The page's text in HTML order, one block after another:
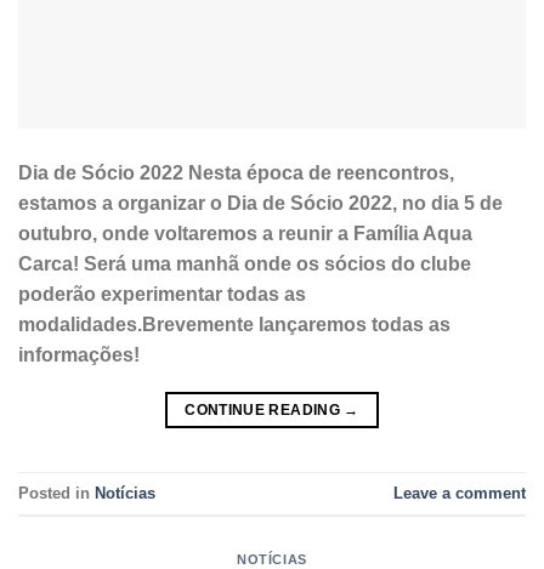
Dia de Sócio 2022 Nesta época de reencontros,
estamos a organizar o Dia de Sócio 2022, no dia 5 de
outubro, onde voltaremos a reunir a Família Aqua
Carca! Será uma manhã onde os sócios do clube
poderão experimentar todas as
modalidades.Brevemente lançaremos todas as
informações!
CONTINUE READING →
Posted in Notícias Leave a comment
NOTÍCIAS